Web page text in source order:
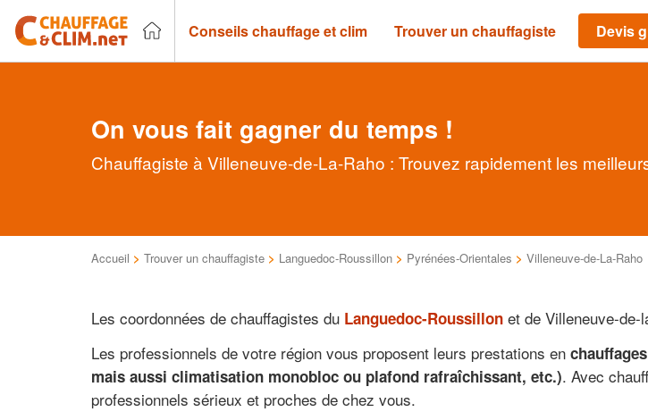
Conseils chauffage et clim Trouver un chauffagiste Devis
On vous fait gagner du temps !
Chauffagiste à Villeneuve-de-La-Raho : Trouvez rapidement les
Accueil > Trouver un chauffagiste > Languedoc-Roussillon > Pyrénées-Orientales > Villeneuve-de-La-Raho
Les coordonnées de chauffagistes du Languedoc-Roussillon et de Villeneuve-
Les professionnels de votre région vous proposent leurs prestations en
mais aussi climatisation monobloc ou plafond rafraîchissant, etc.). Avec
professionnels sérieux et proches de chez vous.